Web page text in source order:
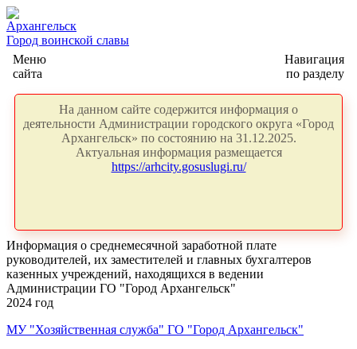
Архангельск
Город воинской славы
Меню
сайта
Навигация
по разделу
На данном сайте содержится информация о
деятельности Администрации городского округа «Город
Архангельск» по состоянию на 31.12.2025.
Актуальная информация размещается
https://arhcity.gosuslugi.ru/
Информация о среднемесячной заработной плате
руководителей, их заместителей и главных бухгалтеров
казенных учреждений, находящихся в ведении
Администрации ГО "Город Архангельск"
2024 год
МУ "Хозяйственная служба" ГО "Город Архангельск"